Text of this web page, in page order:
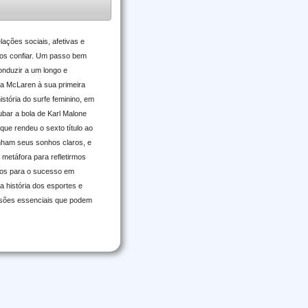
sociais, afetivas e
confiar. Um passo bem
a um longo e
McLaren à sua primeira
do surfe feminino, em
a bola de Karl Malone
rendeu o sexto título ao
seus sonhos claros, e
para refletirmos
para o sucesso em
história dos esportes e
essenciais que podem